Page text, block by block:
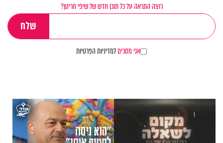
רוצה התראה על כל תוכן חדש של שיפי חריטן?
אני מסכיםלמדיניות הפרטיות